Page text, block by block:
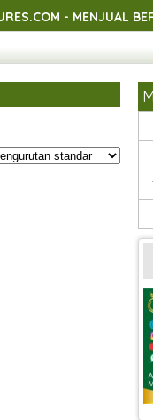
MENJUAL BERBAGAI
MENJUAL BERBAGAI
MENJUAL BERBAGAI